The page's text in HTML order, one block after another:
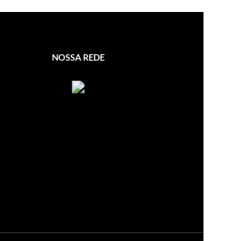
NOSSA REDE